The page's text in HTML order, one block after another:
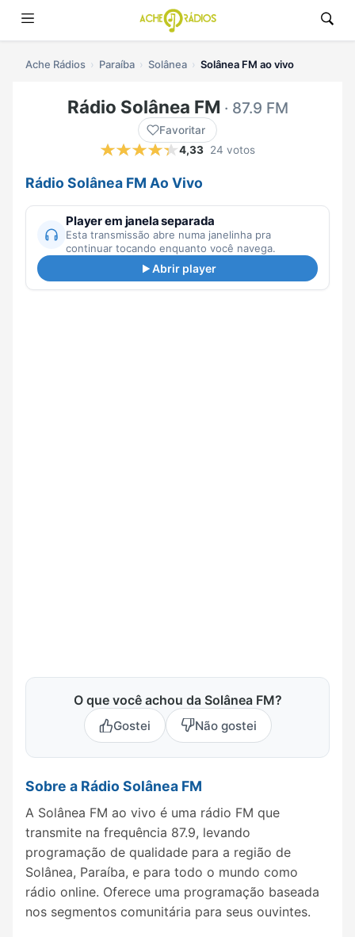
Ache Rádios Paraíba Solânea Solânea FM ao vivo
Rádio Solânea FM · 87.9 FM
Favoritar
4,33 24 votos
Rádio Solânea FM Ao Vivo
Player em janela separada
Esta transmissão abre numa janelinha pra
continuar tocando enquanto você navega.
Abrir player
O que você achou da Solânea FM?
Gostei Não gostei
Sobre a Rádio Solânea FM
A Solânea FM ao vivo é uma rádio FM que
transmite na frequência 87.9, levando
programação de qualidade para a região de
Solânea, Paraíba, e para todo o mundo como
rádio online. Oferece uma programação baseada
nos segmentos comunitária para seus ouvintes.